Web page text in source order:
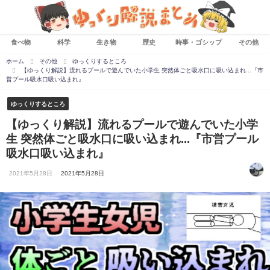
食べ物 科学 生き物 歴史 時事・ゴシップ その他
ホーム その他
ゆっくりするところ
【ゆっくり解説】流れるプールで遊んでいた小学生 突然体ごと吸水口に吸い込まれ...『市
営プール吸水口吸い込まれ』
ゆっくりするところ
【ゆっくり解説】流れるプールで遊んでいた小学
生 突然体ごと吸水口に吸い込まれ...『市営プール
吸水口吸い込まれ』
2021年5月28日 2021年5月28日